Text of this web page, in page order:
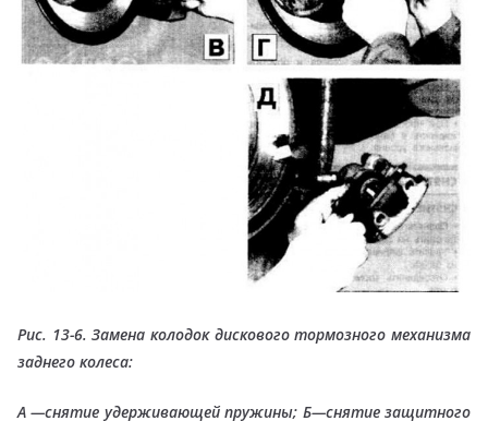
Рис. 13-6. Замена колодок дискового тормозного механизма
заднего колеса:
А —снятие удерживающей пружины; Б—снятие защитного